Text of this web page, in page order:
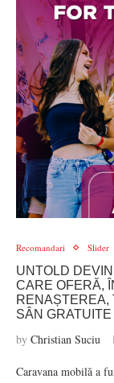
Recomandari Slider
UNTOLD
CARE OFERĂ,
RENAȘTEREA,
SÂN GRATUITE
by Christian Suciu
Caravana mobilă a